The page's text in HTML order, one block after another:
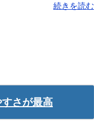
続きを読む
さが最高